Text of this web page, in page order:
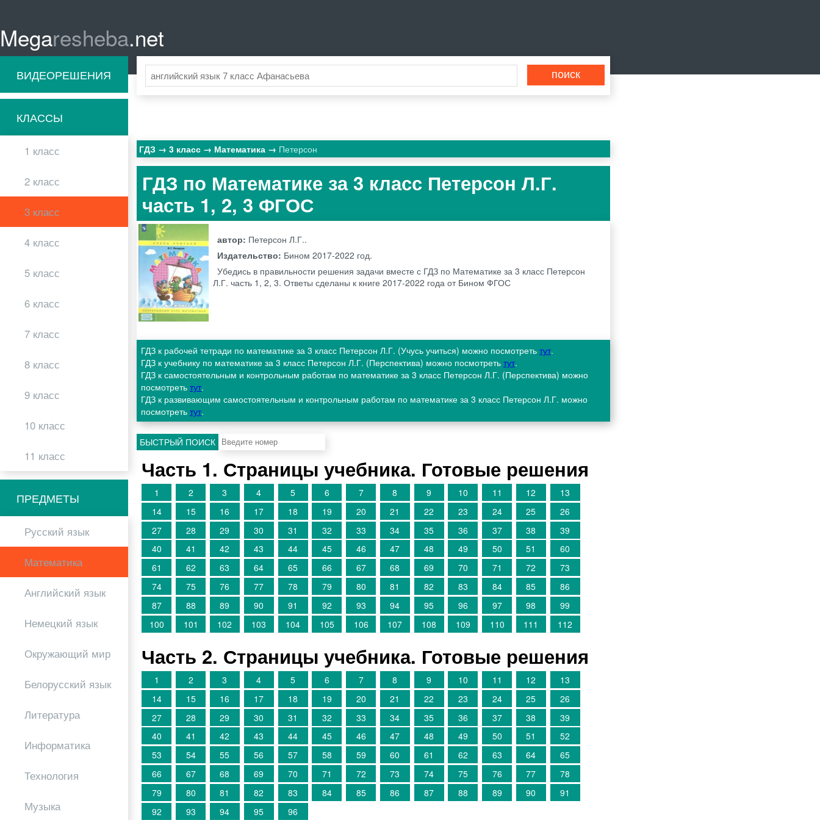
Megaresheba.net
ВИДЕОРЕШЕНИЯ
КЛАССЫ
1 класс
2 класс
3 класс
4 класс
5 класс
6 класс
7 класс
8 класс
9 класс
10 класс
11 класс
ПРЕДМЕТЫ
Русский язык
Математика
Английский язык
Немецкий язык
Окружающий мир
Белорусский язык
Литература
Информатика
Технология
Музыка
ГДЗ 3 класс Математика Петерсон
ГДЗ по Математике за 3 класс Петерсон Л.Г.
часть 1, 2, 3 ФГОС
автор: Петерсон Л.Г..
Издательство: Бином 2017-2022 год.
Убедись в правильности решения задачи вместе с ГДЗ по Математике за 3 класс Петерсон
Л.Г. часть 1, 2, 3. Ответы сделаны к книге 2017-2022 года от Бином ФГОС
ГДЗ к рабочей тетради по математике за 3 класс Петерсон Л.Г. (Учусь учиться) можно посмотреть тут.
ГДЗ к учебнику по математике за 3 класс Петерсон Л.Г. (Перспектива) можно посмотреть тут.
ГДЗ к самостоятельным и контрольным работам по математике за 3 класс Петерсон Л.Г. (Перспектива) можно
посмотреть тут.
ГДЗ к развивающим самостоятельным и контрольным работам по математике за 3 класс Петерсон Л.Г. можно
посмотреть тут.
БЫСТРЫЙ ПОИСК
Часть 1. Страницы учебника. Готовые решения
1 2 3 4 5 6 7 8 9 10 11 12
13
14
15 16 17 18 19 20 21 22 23 24 25
26
27
28 29 30 31 32 33 34 35 36 37 38
39
40
41 42 43 44 45 46 47 48 49 50 51
60
61
62 63 64 65 66 67 68 69 70 71 72
73
74
75 76 77 78 79 80 81 82 83 84 85
86
87
88 89 90 91 92 93 94 95 96 97 98
99
100
101 102 103 104 105 106 107 108 109 110 111 112
Часть 2. Страницы учебника. Готовые решения
1 2 3 4 5 6 7 8 9 10 11 12
13
14
15 16 17 18 19 20 21 22 23 24 25
26
27
28 29 30 31 32 33 34 35 36 37 38
39
40
41 42 43 44 45 46 47 48 49 50 51
52
53
54 55 56 57 58 59 60 61 62 63 64
65
66
67 68 69 70 71 72 73 74 75 76 77
78
79
80 81 82 83 84 85 86 87 88 89 90
91
92
93 94 95 96